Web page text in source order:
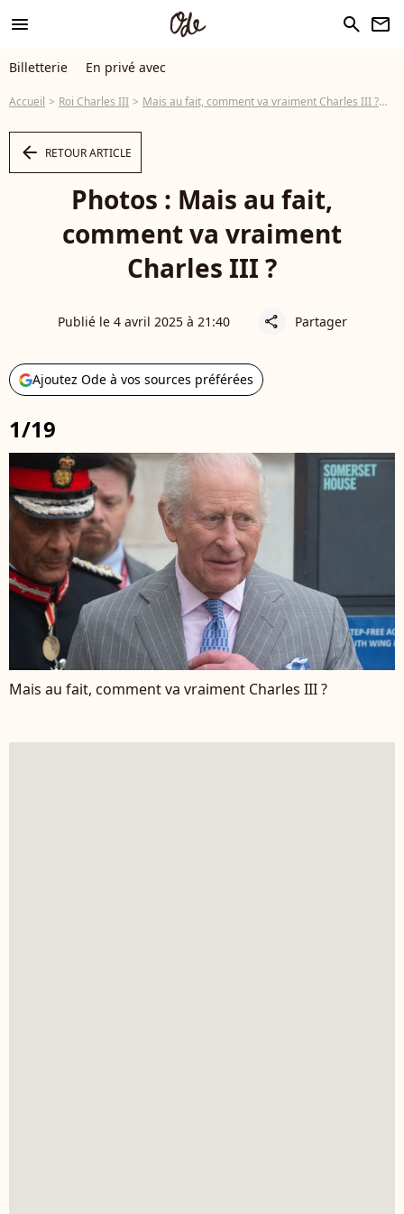
menu search newsletter
Billetterie En privé avec
Accueil Roi Charles III Mais au fait, comment va vraiment Charles III ?
arrow_left RETOUR ARTICLE
Photos : Mais au fait,
comment va vraiment
Charles III ?
Publié le 4 avril 2025 à 21:40 share Partager
Ajoutez Ode à vos sources préférées
1/19
Mais au fait, comment va vraiment Charles III ?